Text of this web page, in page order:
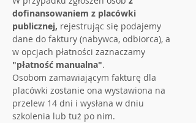
dofinansowaniem z placówki
publicznej, rejestrując się podajemy
dane do faktury (nabywca, odbiorca), a
w opcjach płatności zaznaczamy
"płatność manualna".
Osobom zamawiającym fakturę dla
placówki zostanie ona wystawiona na
przelew 14 dni i wysłana w dniu
szkolenia lub tuż po nim.